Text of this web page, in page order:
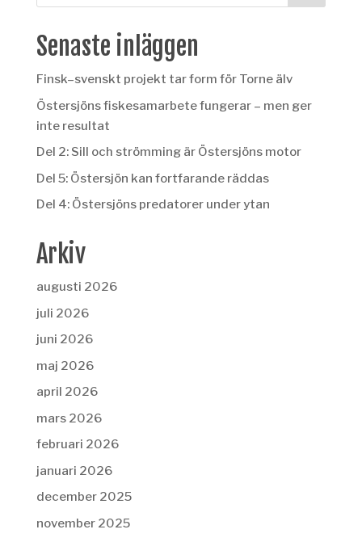
Senaste inläggen
Finsk–svenskt projekt tar form för Torne älv
Östersjöns fiskesamarbete fungerar – men ger
inte resultat
Del 2: Sill och strömming är Östersjöns motor
Del 5: Östersjön kan fortfarande räddas
Del 4: Östersjöns predatorer under ytan
Arkiv
augusti 2026
juli 2026
juni 2026
maj 2026
april 2026
mars 2026
februari 2026
januari 2026
december 2025
november 2025